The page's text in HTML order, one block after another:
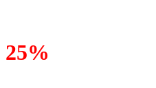
25%